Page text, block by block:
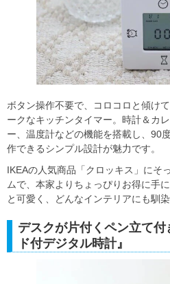
ボタン操作不要で、コロコロと傾け
ークなキッチンタイマー。時計＆カ
ー、温度計などの機能を搭載し、90
作できるシンプル設計が魅力です。
IKEAの人気商品「クロッキス」にそ
ムで、本家よりちょっぴりお得に手
と可愛く、どんなインテリアにも馴染
デスクが片付くペン立て
ド付デジタル時計』